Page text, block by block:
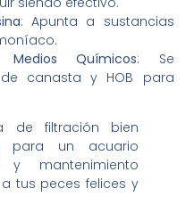
: Apunta a sustancias
Químicos: Se
canasta y HOB para
de filtración bien
para un acuario
y mantenimiento
tus peces felices y